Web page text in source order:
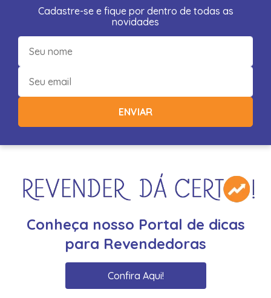
Cadastre-se e fique por dentro de todas as
novidades
ENVIAR
Conheça nosso Portal de dicas
para Revendedoras
Confira Aqui!